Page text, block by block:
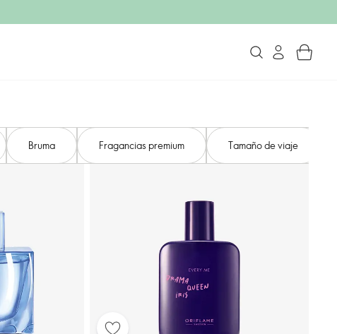
Bruma Fragancias premium Tamaño de viaje